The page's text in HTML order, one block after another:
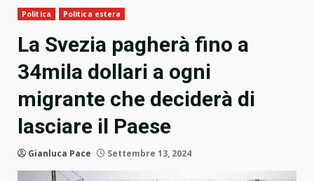
Politica Politica estera
La Svezia pagherà fino a
34mila dollari a ogni
migrante che deciderà di
lasciare il Paese
Gianluca Pace Settembre 13, 2024